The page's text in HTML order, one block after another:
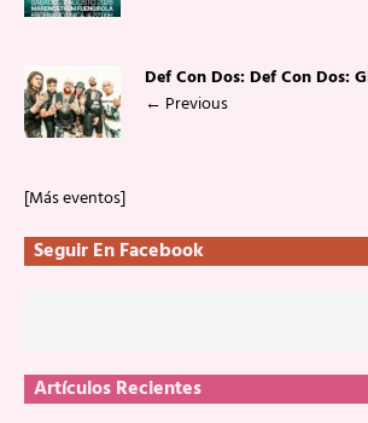
Def Con Dos: Def Con Dos:
← Previous
[Más eventos]
Seguir En Facebook
Artículos Recientes